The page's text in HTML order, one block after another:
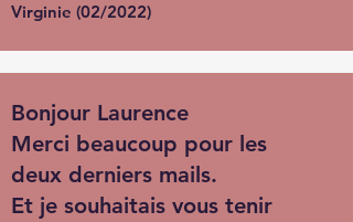
Virginie (02/2022)
Bonjour Laurence
Merci beaucoup pour les
deux derniers mails.
Et je souhaitais vous tenir